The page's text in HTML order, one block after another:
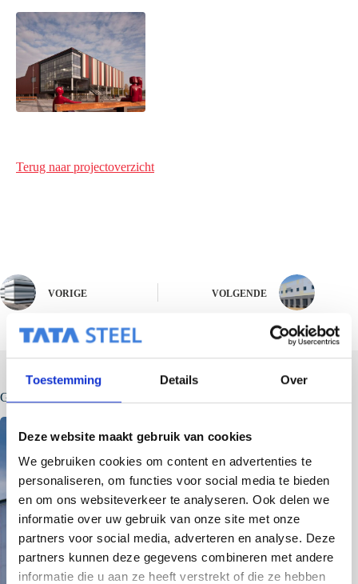
Toestemming Details Over
Deze website maakt gebruik van cookies
We gebruiken cookies om content en advertenties te
personaliseren, om functies voor social media te bieden
en om ons websiteverkeer te analyseren. Ook delen we
informatie over uw gebruik van onze site met onze
partners voor social media, adverteren en analyse. Deze
partners kunnen deze gegevens combineren met andere
informatie die u aan ze heeft verstrekt of die ze hebben
Terug naar projectoverzicht
VORIGE VOLGENDE
Gerelateerde berichten